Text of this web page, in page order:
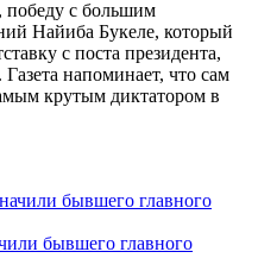
победу с большим
Найиба Букеле, который
с поста президента,
напоминает, что сам
крутым диктатором в
бывшего главного